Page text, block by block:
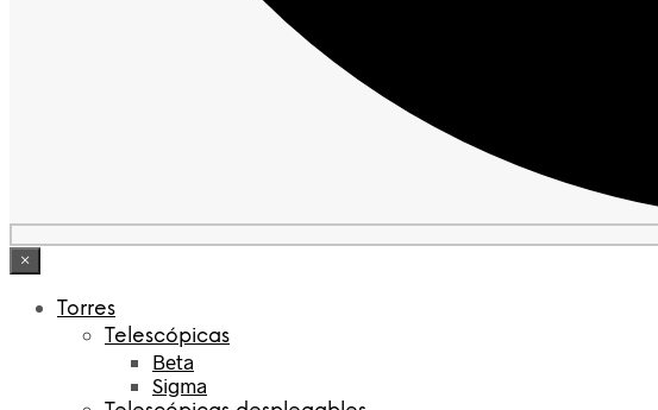
×
Torres
Telescópicas
Beta
Sigma